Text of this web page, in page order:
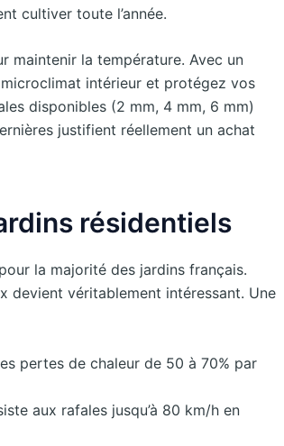
cultiver toute l’année.
maintenir la température. Avec un
intérieur et protégez vos
disponibles (2 mm, 4 mm, 6 mm)
justifient réellement un achat
résidentiels
la majorité des jardins français.
devient véritablement intéressant. Une
pertes de chaleur de 50 à 70% par
aux rafales jusqu’à 80 km/h en